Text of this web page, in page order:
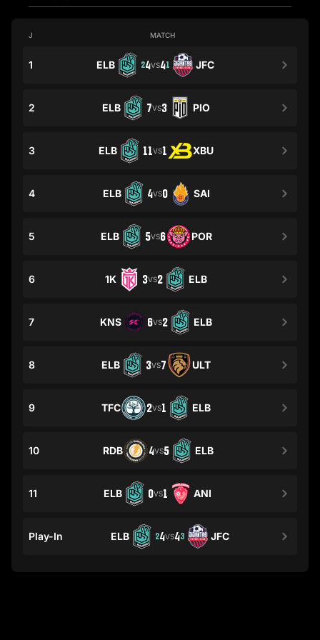
J MATCH
1 ELB 24VS41 JFC
2 ELB 7VS3 PIO
3 ELB 11VS1 XBU
4 ELB 4VS0 SAI
5 ELB 5VS6 POR
6 1K 3VS2 ELB
7 KNS 6VS2 ELB
8 ELB 3VS7 ULT
9 TFC 2VS1 ELB
10 RDB 4VS5 ELB
11 ELB 0VS1 ANI
Play-In ELB 24VS43 JFC